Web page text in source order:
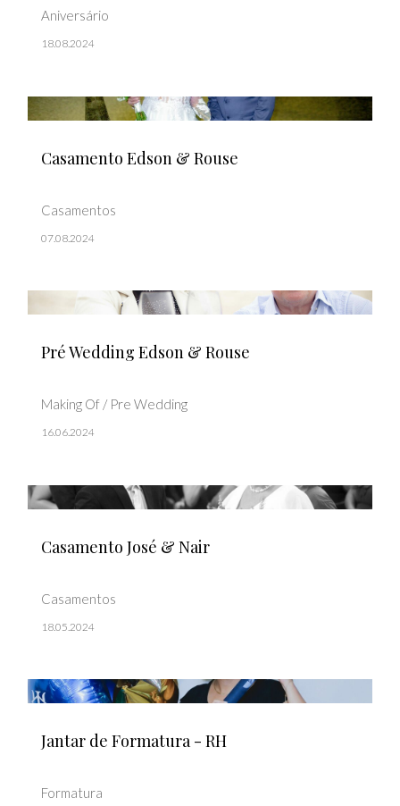
Aniversário
18.08.2024
Casamento Edson & Rouse
Casamentos
07.08.2024
Pré Wedding Edson & Rouse
Making Of / Pre Wedding
16.06.2024
Casamento José & Nair
Casamentos
18.05.2024
Jantar de Formatura - RH
Formatura